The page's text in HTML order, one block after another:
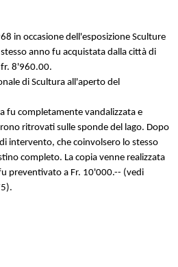
in occasione dell'esposizione Sculture
anno fu acquistata dalla città di
8'960.00.
di Scultura all'aperto del
fu completamente vandalizzata e
ritrovati sulle sponde del lago. Dopo
intervento, che coinvolsero lo stesso
completo. La copia venne realizzata
preventivato a Fr. 10'000.-- (vedi